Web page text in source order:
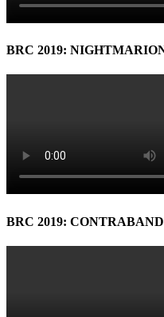
BRC 2019:
BRC 2019: